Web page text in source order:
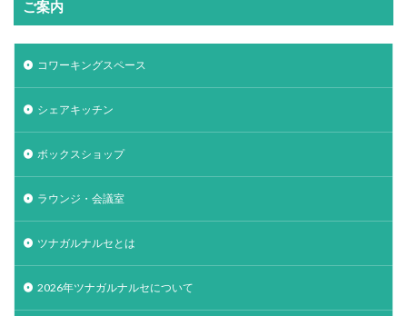
ご案内
コワーキングスペース
シェアキッチン
ボックスショップ
ラウンジ・会議室
ツナガルナルセとは
2026年ツナガルナルセについて